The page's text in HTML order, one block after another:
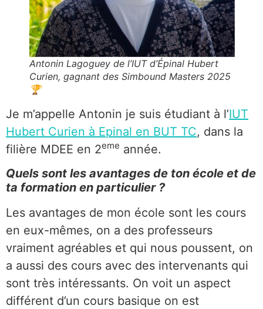
Antonin Lagoguey de l’IUT d’Épinal Hubert
Curien, gagnant des Simbound Masters 2025
🏆
Je m’appelle Antonin je suis étudiant à l’IUT
Hubert Curien à Epinal en BUT TC, dans la
filière MDEE en 2eme année.
Quels sont les avantages de ton école et de
ta formation en particulier ?
Les avantages de mon école sont les cours
en eux-mêmes, on a des professeurs
vraiment agréables et qui nous poussent, on
a aussi des cours avec des intervenants qui
sont très intéressants. On voit un aspect
différent d’un cours basique on est